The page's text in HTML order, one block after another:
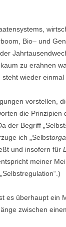
Bio– und
zu erahnen
wieder einmal
vorstellen,
die Prinzipien
der Begriff „Selbst
ich „Selbst
und insofern für
meiner
es überhaupt ein
zwischen